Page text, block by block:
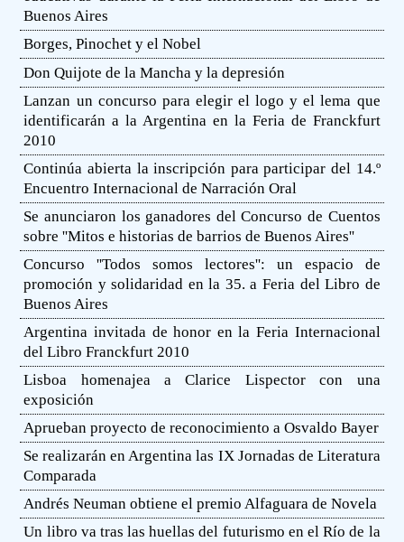
Buenos Aires
Borges, Pinochet y el Nobel
Don Quijote de la Mancha y la depresión
Lanzan un concurso para elegir el logo y el lema que
identificarán a la Argentina en la Feria de Franckfurt
2010
Continúa abierta la inscripción para participar del 14.º
Encuentro Internacional de Narración Oral
Se anunciaron los ganadores del Concurso de Cuentos
sobre ''Mitos e historias de barrios de Buenos Aires''
Concurso ''Todos somos lectores'': un espacio de
promoción y solidaridad en la 35. a Feria del Libro de
Buenos Aires
Argentina invitada de honor en la Feria Internacional
del Libro Franckfurt 2010
Lisboa homenajea a Clarice Lispector con una
exposición
Aprueban proyecto de reconocimiento a Osvaldo Bayer
Se realizarán en Argentina las IX Jornadas de Literatura
Comparada
Andrés Neuman obtiene el premio Alfaguara de Novela
Un libro va tras las huellas del futurismo en el Río de la